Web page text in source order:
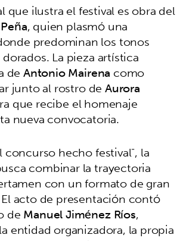
que ilustra el festival es obra del
, quien plasmó una
predominan los tonos
La pieza artística
deAntonio Mairena como
junto al rostro deAurora
que recibe el homenaje
nueva convocatoria.
concurso hecho festival", la
combinar la trayectoria
con un formato de gran
acto de presentación contó
deManuel Jiménez Ríos,
entidad organizadora, la propia